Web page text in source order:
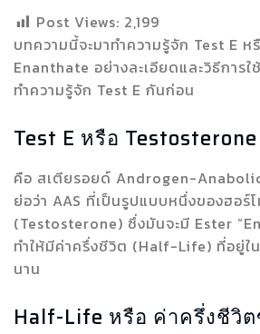
Post Views: 2,199
บทความนี้จะมาทำความรู้จัก Test E
Enanthate อย่างละเอียดและวิธีการ
ทำความรู้จัก Test E กันก่อน
Test E หรือ
คือ สเตียรอยด์ Androgen-
ย่อว่า AAS ที่เป็นรูปแบบหนึ่งของฮอร์
(Testosterone) ซึ่งมันจะมี Ester
ทำให้มีค่าครึ่งชีวิต (Half-Life) ที่อยู่ใ
นาน
Half-Life หรือ ค่าครึ่งชีวิต